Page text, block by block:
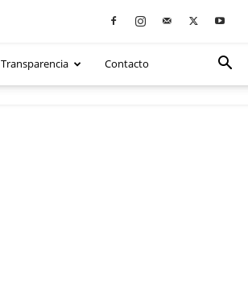
Transparencia Contacto